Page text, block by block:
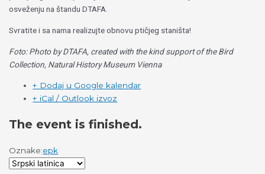
osveženju na štandu DTAFA.
Svratite i sa nama realizujte obnovu ptičjeg staništa!
Foto: Photo by DTAFA, created with the kind support of the Bird
Collection, Natural History Museum Vienna
+ Dodaj u Google kalendar
+ iCal / Outlook izvoz
The event is finished.
Oznake:epk